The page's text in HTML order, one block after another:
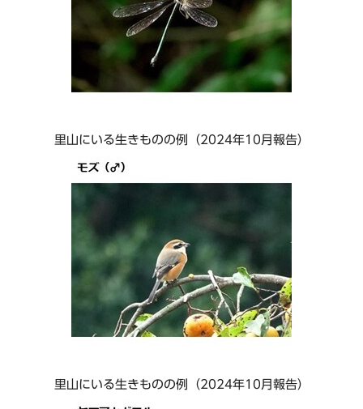
里山にいる生きものの例（2024年10月報告）
里山にいる生きものの例（2024年10月報告）